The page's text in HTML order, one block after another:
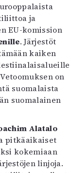
ja
EU-komission
. Järjestöt
kaiken
on
suomalaista
suomalainen
Alatalo
pitkäaikaiset
kokemiaan
linjoja.